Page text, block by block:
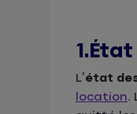
L’état
location.